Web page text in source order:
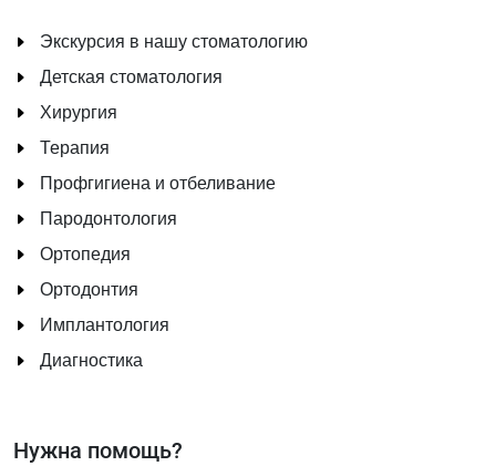
Экскурсия в нашу стоматологию
Детская стоматология
Хирургия
Терапия
Профгигиена и отбеливание
Пародонтология
Ортопедия
Ортодонтия
Имплантология
Диагностика
Нужна помощь?